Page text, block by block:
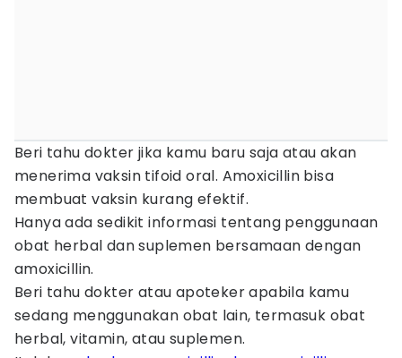
Beri tahu dokter jika kamu baru saja atau akan
menerima vaksin tifoid oral. Amoxicillin bisa
membuat vaksin kurang efektif.
Hanya ada sedikit informasi tentang penggunaan
obat herbal dan suplemen bersamaan dengan
amoxicillin.
Beri tahu dokter atau apoteker apabila kamu
sedang menggunakan obat lain, termasuk obat
herbal, vitamin, atau suplemen.